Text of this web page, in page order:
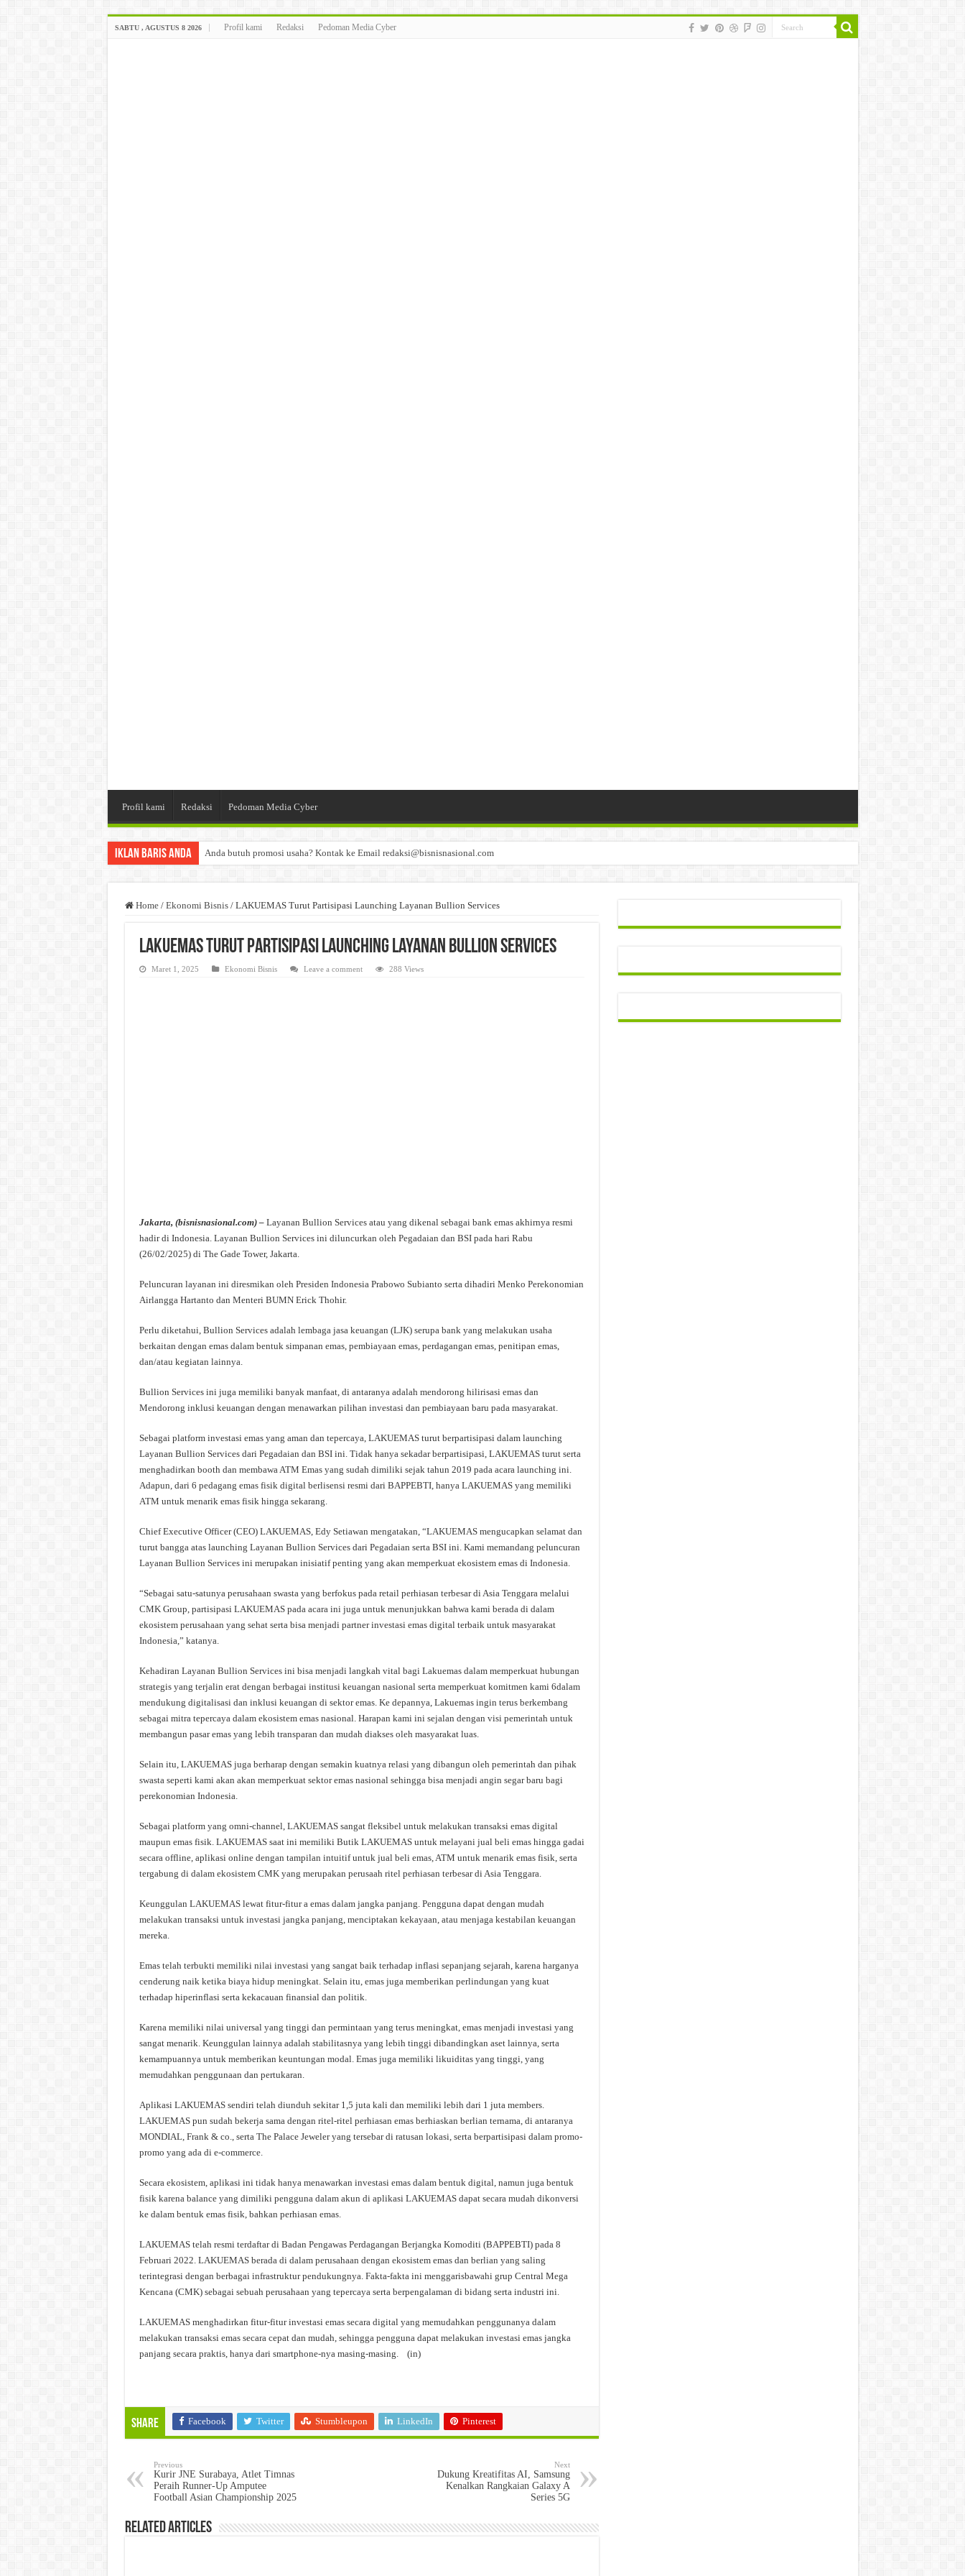
SABTU , AGUSTUS 8 2026 Profil kami Redaksi Pedoman Media Cyber
Profil kami Redaksi Pedoman Media Cyber
Iklan Baris Anda Anda butuh promosi usaha? Kontak ke Email redaksi@bisnisnasional.com
Home / Ekonomi Bisnis / LAKUEMAS Turut Partisipasi Launching Layanan Bullion Services
LAKUEMAS Turut Partisipasi Launching Layanan Bullion Services
Maret 1, 2025 Ekonomi Bisnis Leave a comment 288 Views
Jakarta, (bisnisnasional.com) – Layanan Bullion Services atau yang dikenal sebagai bank emas akhirnya resmi
hadir di Indonesia. Layanan Bullion Services ini diluncurkan oleh Pegadaian dan BSI pada hari Rabu
(26/02/2025) di The Gade Tower, Jakarta.
Peluncuran layanan ini diresmikan oleh Presiden Indonesia Prabowo Subianto serta dihadiri Menko Perekonomian
Airlangga Hartanto dan Menteri BUMN Erick Thohir.
Perlu diketahui, Bullion Services adalah lembaga jasa keuangan (LJK) serupa bank yang melakukan usaha
berkaitan dengan emas dalam bentuk simpanan emas, pembiayaan emas, perdagangan emas, penitipan emas,
dan/atau kegiatan lainnya.
Bullion Services ini juga memiliki banyak manfaat, di antaranya adalah mendorong hilirisasi emas dan
Mendorong inklusi keuangan dengan menawarkan pilihan investasi dan pembiayaan baru pada masyarakat.
Sebagai platform investasi emas yang aman dan tepercaya, LAKUEMAS turut berpartisipasi dalam launching
Layanan Bullion Services dari Pegadaian dan BSI ini. Tidak hanya sekadar berpartisipasi, LAKUEMAS turut serta
menghadirkan booth dan membawa ATM Emas yang sudah dimiliki sejak tahun 2019 pada acara launching ini.
Adapun, dari 6 pedagang emas fisik digital berlisensi resmi dari BAPPEBTI, hanya LAKUEMAS yang memiliki
ATM untuk menarik emas fisik hingga sekarang.
Chief Executive Officer (CEO) LAKUEMAS, Edy Setiawan mengatakan, “LAKUEMAS mengucapkan selamat dan
turut bangga atas launching Layanan Bullion Services dari Pegadaian serta BSI ini. Kami memandang peluncuran
Layanan Bullion Services ini merupakan inisiatif penting yang akan memperkuat ekosistem emas di Indonesia.
“Sebagai satu-satunya perusahaan swasta yang berfokus pada retail perhiasan terbesar di Asia Tenggara melalui
CMK Group, partisipasi LAKUEMAS pada acara ini juga untuk menunjukkan bahwa kami berada di dalam
ekosistem perusahaan yang sehat serta bisa menjadi partner investasi emas digital terbaik untuk masyarakat
Indonesia,” katanya.
Kehadiran Layanan Bullion Services ini bisa menjadi langkah vital bagi Lakuemas dalam memperkuat hubungan
strategis yang terjalin erat dengan berbagai institusi keuangan nasional serta memperkuat komitmen kami 6dalam
mendukung digitalisasi dan inklusi keuangan di sektor emas. Ke depannya, Lakuemas ingin terus berkembang
sebagai mitra tepercaya dalam ekosistem emas nasional. Harapan kami ini sejalan dengan visi pemerintah untuk
membangun pasar emas yang lebih transparan dan mudah diakses oleh masyarakat luas.
Selain itu, LAKUEMAS juga berharap dengan semakin kuatnya relasi yang dibangun oleh pemerintah dan pihak
swasta seperti kami akan akan memperkuat sektor emas nasional sehingga bisa menjadi angin segar baru bagi
perekonomian Indonesia.
Sebagai platform yang omni-channel, LAKUEMAS sangat fleksibel untuk melakukan transaksi emas digital
maupun emas fisik. LAKUEMAS saat ini memiliki Butik LAKUEMAS untuk melayani jual beli emas hingga gadai
secara offline, aplikasi online dengan tampilan intuitif untuk jual beli emas, ATM untuk menarik emas fisik, serta
tergabung di dalam ekosistem CMK yang merupakan perusaah ritel perhiasan terbesar di Asia Tenggara.
Keunggulan LAKUEMAS lewat fitur-fitur a emas dalam jangka panjang. Pengguna dapat dengan mudah
melakukan transaksi untuk investasi jangka panjang, menciptakan kekayaan, atau menjaga kestabilan keuangan
mereka.
Emas telah terbukti memiliki nilai investasi yang sangat baik terhadap inflasi sepanjang sejarah, karena harganya
cenderung naik ketika biaya hidup meningkat. Selain itu, emas juga memberikan perlindungan yang kuat
terhadap hiperinflasi serta kekacauan finansial dan politik.
Karena memiliki nilai universal yang tinggi dan permintaan yang terus meningkat, emas menjadi investasi yang
sangat menarik. Keunggulan lainnya adalah stabilitasnya yang lebih tinggi dibandingkan aset lainnya, serta
kemampuannya untuk memberikan keuntungan modal. Emas juga memiliki likuiditas yang tinggi, yang
memudahkan penggunaan dan pertukaran.
Aplikasi LAKUEMAS sendiri telah diunduh sekitar 1,5 juta kali dan memiliki lebih dari 1 juta members.
LAKUEMAS pun sudah bekerja sama dengan ritel-ritel perhiasan emas berhiaskan berlian ternama, di antaranya
MONDIAL, Frank & co., serta The Palace Jeweler yang tersebar di ratusan lokasi, serta berpartisipasi dalam promo-
promo yang ada di e-commerce.
Secara ekosistem, aplikasi ini tidak hanya menawarkan investasi emas dalam bentuk digital, namun juga bentuk
fisik karena balance yang dimiliki pengguna dalam akun di aplikasi LAKUEMAS dapat secara mudah dikonversi
ke dalam bentuk emas fisik, bahkan perhiasan emas.
LAKUEMAS telah resmi terdaftar di Badan Pengawas Perdagangan Berjangka Komoditi (BAPPEBTI) pada 8
Februari 2022. LAKUEMAS berada di dalam perusahaan dengan ekosistem emas dan berlian yang saling
terintegrasi dengan berbagai infrastruktur pendukungnya. Fakta-fakta ini menggarisbawahi grup Central Mega
Kencana (CMK) sebagai sebuah perusahaan yang tepercaya serta berpengalaman di bidang serta industri ini.
LAKUEMAS menghadirkan fitur-fitur investasi emas secara digital yang memudahkan penggunanya dalam
melakukan transaksi emas secara cepat dan mudah, sehingga pengguna dapat melakukan investasi emas jangka
panjang secara praktis, hanya dari smartphone-nya masing-masing. (in)
Share Facebook Twitter Stumbleupon LinkedIn Pinterest
Previous
Kurir JNE Surabaya, Atlet Timnas
Peraih Runner-Up Amputee
Football Asian Championship 2025
Next
Dukung Kreatifitas AI, Samsung
Kenalkan Rangkaian Galaxy A
Series 5G
Related Articles